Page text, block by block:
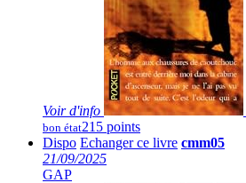
Voir d'info
bon état215 points
Dispo Echanger ce livre cmm05
21/09/2025
GAP